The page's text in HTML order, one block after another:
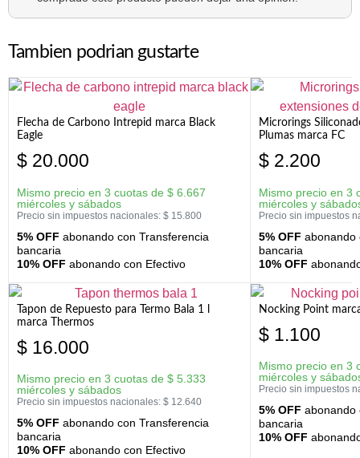
Tambien podrian gustarte
Flecha de Carbono Intrepid marca Black
Eagle
$ 20.000
Mismo precio en 3 cuotas de $ 6.667
miércoles y sábados
Precio sin impuestos nacionales: $ 15.800
5% OFF abonando con Transferencia
bancaria
10% OFF abonando con Efectivo
Microrings
Plumas marca FC
$ 2.200
Mismo precio en 3
miércoles y
Precio sin impuestos
5% OFF abonando
bancaria
10% OFF
Tapon de Repuesto para Termo Bala 1 l
marca Thermos
$ 16.000
Mismo precio en 3 cuotas de $ 5.333
miércoles y sábados
Precio sin impuestos nacionales: $ 12.640
5% OFF abonando con Transferencia
bancaria
10% OFF abonando con Efectivo
Nocking Point
$ 1.100
Mismo precio en 3
miércoles y
Precio sin impuestos
5% OFF abonando
bancaria
10% OFF